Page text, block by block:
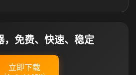
，免费、快速、稳定
立即下载